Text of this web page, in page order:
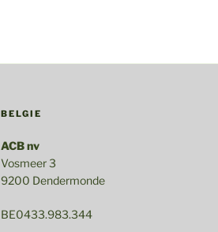
BELGIE
ACB nv
Vosmeer 3
9200 Dendermonde
BE0433.983.344